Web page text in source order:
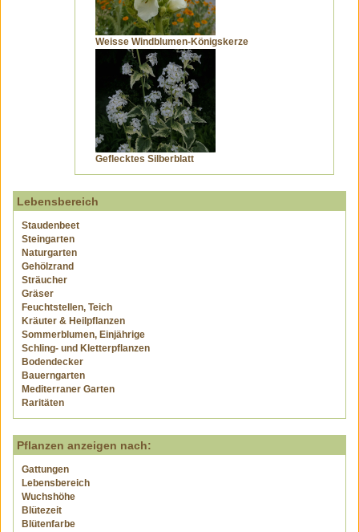
Weisse Windblumen-Königskerze
Geflecktes Silberblatt
Lebensbereich
Staudenbeet
Steingarten
Naturgarten
Gehölzrand
Sträucher
Gräser
Feuchtstellen, Teich
Kräuter & Heilpflanzen
Sommerblumen, Einjährige
Schling- und Kletterpflanzen
Bodendecker
Bauerngarten
Mediterraner Garten
Raritäten
Pflanzen anzeigen nach:
Gattungen
Lebensbereich
Wuchshöhe
Blütezeit
Blütenfarbe